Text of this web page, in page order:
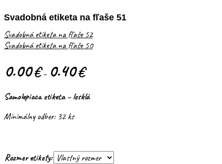
Svadobná etiketa na fľaše 51
Svadobná etiketa na fľaše 52
Svadobná etiketa na fľaše 50
0.00€– 0.40€
Samolepiaca etiketa – lesklá
Minimálny odber: 32 ks
Rozmer etikety: